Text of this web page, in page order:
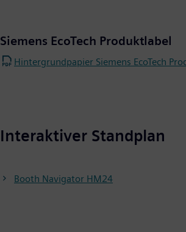
Siemens EcoTech Produktlabel
Hintergrundpapier Siemens EcoTech
Interaktiver Standplan
Booth Navigator HM24